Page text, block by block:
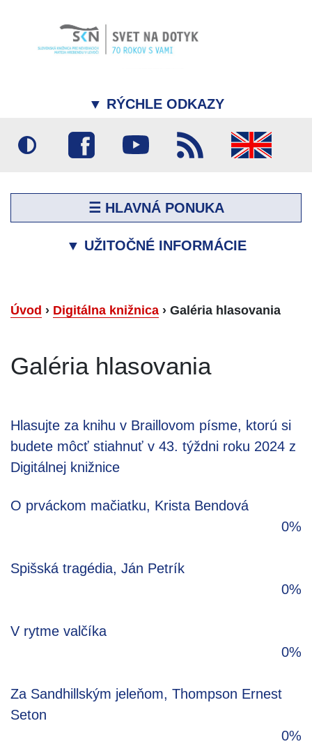
▼ RÝCHLE ODKAZY
☰ HLAVNÁ PONUKA
▼ UŽITOČNÉ INFORMÁCIE
Úvod › Digitálna knižnica › Galéria hlasovania
Galéria hlasovania
Hlasujte za knihu v Braillovom písme, ktorú si
budete môcť stiahnuť v 43. týždni roku 2024 z
Digitálnej knižnice
O prváckom mačiatku, Krista Bendová
0%
Spišská tragédia, Ján Petrík
0%
V rytme valčíka
0%
Za Sandhillským jeleňom, Thompson Ernest
Seton
0%